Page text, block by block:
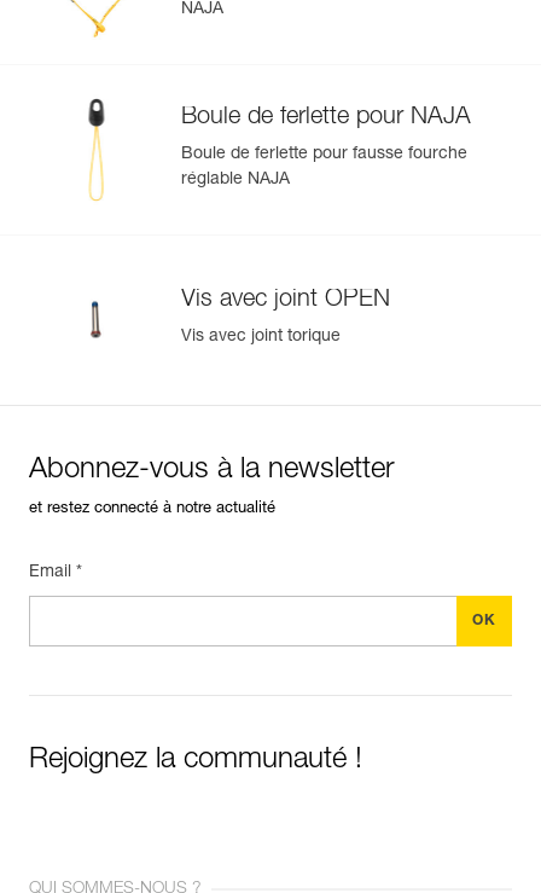
NAJA
Boule de ferlette pour NAJA
Boule de ferlette pour fausse fourche
réglable NAJA
Vis avec joint OPEN
Vis avec joint torique
Abonnez-vous à la newsletter
et restez connecté à notre actualité
Email *
Rejoignez la communauté !
QUI SOMMES-NOUS ?